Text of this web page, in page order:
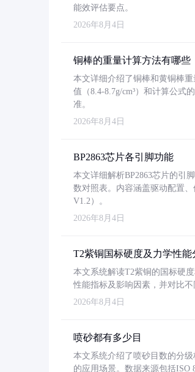
能效评估要点。
2026年8月4日
铜棒的重量计算方法有哪些
本文详细介绍了铜棒和黄铜棒
值（8.4-8.7g/cm³）和计算公式
准。
2026年8月4日
BP2863芯片各引脚功能
本文详细解析BP2863芯片的引
数对照表。内容涵盖驱动配置
V1.2）。
2026年8月4日
T2紫铜国标硬度及力学性能
本文系统解读T2紫铜的国标硬
性能指标及影响因素，并对比
2026年8月4日
喷砂都有多少目
本文系统介绍了喷砂目数的分
的应用场景。数据来源包括ISO